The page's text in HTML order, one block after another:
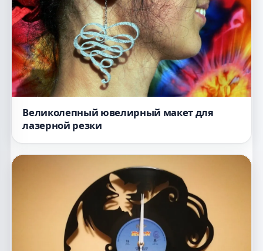
Великолепный ювелирный макет для
лазерной резки